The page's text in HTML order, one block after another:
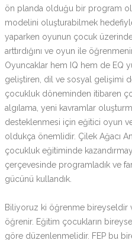
ön planda olduğu bir program
modelini oluşturabilmek hedefiyle
yaparken oyunun çocuk
arttırdığını ve oyun ile
Oyuncaklar hem IQ hem de EQ
geliştiren, dil ve sosyal gelişimi
çocukluk döneminden itibaren
algılama, yeni kavramlar
desteklenmesi için eğitici oyun
oldukça önemlidir. Çilek Ağacı
çocukluk eğitiminde
çerçevesinde programladık ve
gücünü kullandık.
Biliyoruz ki öğrenme bireyseldir
öğrenir. Eğitim çocukların
göre düzenlenmelidir. FEP bu